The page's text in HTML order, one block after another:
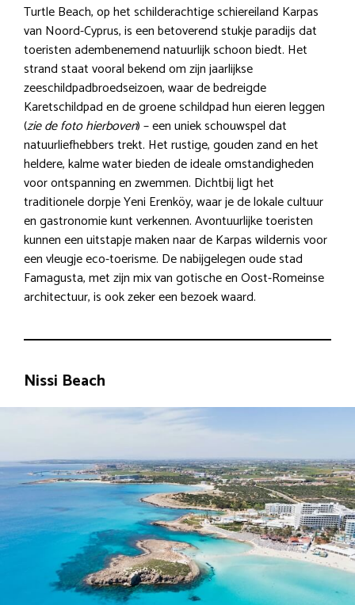
Turtle Beach, op het schilderachtige schiereiland Karpas
van Noord-Cyprus, is een betoverend stukje paradijs dat
toeristen adembenemend natuurlijk schoon biedt. Het
strand staat vooral bekend om zijn jaarlijkse
zeeschildpadbroedseizoen, waar de bedreigde
Karetschildpad en de groene schildpad hun eieren leggen
(zie de foto hierboven) – een uniek schouwspel dat
natuurliefhebbers trekt. Het rustige, gouden zand en het
heldere, kalme water bieden de ideale omstandigheden
voor ontspanning en zwemmen. Dichtbij ligt het
traditionele dorpje Yeni Erenköy, waar je de lokale cultuur
en gastronomie kunt verkennen. Avontuurlijke toeristen
kunnen een uitstapje maken naar de Karpas wildernis voor
een vleugje eco-toerisme. De nabijgelegen oude stad
Famagusta, met zijn mix van gotische en Oost-Romeinse
architectuur, is ook zeker een bezoek waard.
Nissi Beach